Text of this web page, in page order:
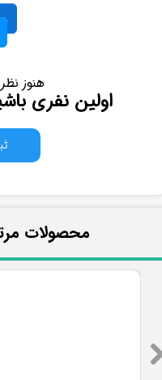
هنوز
اولین نفری
​محصولات